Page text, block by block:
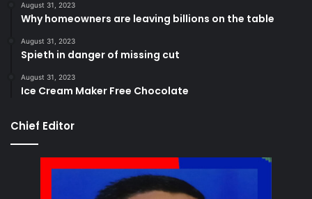
August 31, 2023
Why homeowners are leaving billions on the table
August 31, 2023
Spieth in danger of missing cut
August 31, 2023
Ice Cream Maker Free Chocolate
Chief Editor